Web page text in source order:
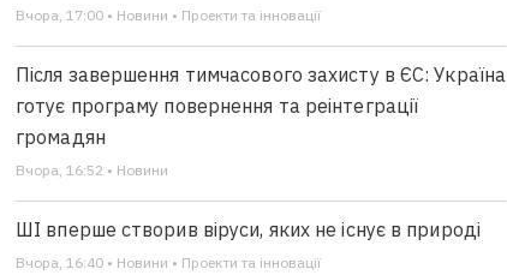
Вчора, 17:00 • Новини • Проекти та інновації
Після завершення тимчасового захисту в ЄС: Україна
готує програму повернення та реінтеграції
громадян
Вчора, 16:52 • Новини
ШІ вперше створив віруси, яких не існує в природі
Вчора, 16:40 • Новини • Проекти та інновації